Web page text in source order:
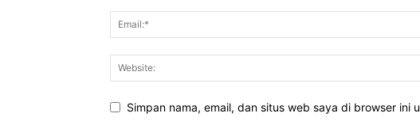
Simpan nama, email, dan situs web saya di browser ini